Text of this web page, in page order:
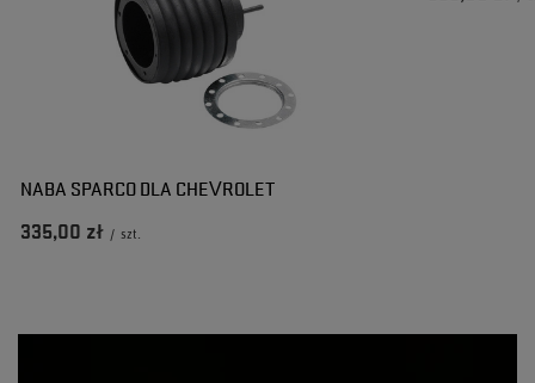
NABA SPARCO DLA CHEVROLET
335,00 zł / szt.